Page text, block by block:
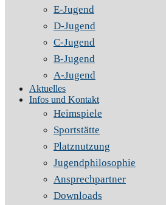
E-Jugend
D-Jugend
C-Jugend
B-Jugend
A-Jugend
Aktuelles
Infos und Kontakt
Heimspiele
Sportstätte
Platznutzung
Jugendphilosophie
Ansprechpartner
Downloads